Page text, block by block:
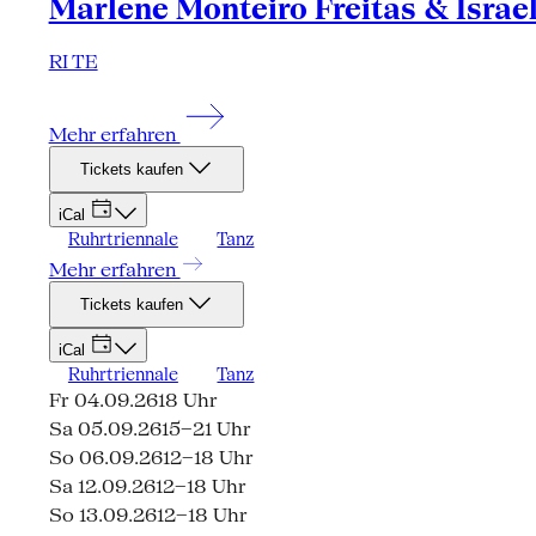
Marlene Monteiro Freitas &
RI TE
Mehr erfahren
Tickets kaufen
iCal
Ruhrtriennale Tanz
Mehr erfahren
Tickets kaufen
iCal
Ruhrtriennale Tanz
Fr 04.09.2618 Uhr
Sa 05.09.2615–21 Uhr
So 06.09.2612–18 Uhr
Sa 12.09.2612–18 Uhr
So 13.09.2612–18 Uhr